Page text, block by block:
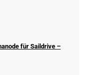
für Saildrive –